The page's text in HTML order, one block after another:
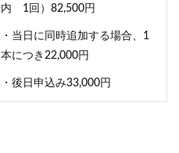
内 1回）82,500円
・当日に同時追加する場合、1
本につき22,000円
・後日申込み33,000円